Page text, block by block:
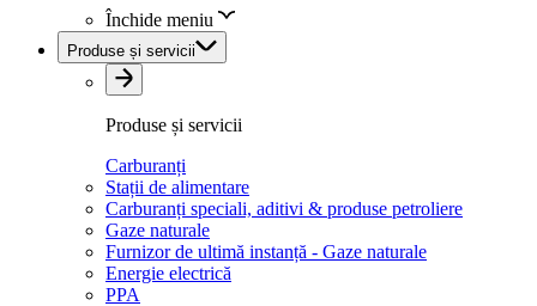
Închide meniu
Produse și servicii
Produse și servicii
Carburanți
Stații de alimentare
Carburanți speciali, aditivi & produse petroliere
Gaze naturale
Furnizor de ultimă instanță - Gaze naturale
Energie electrică
PPA